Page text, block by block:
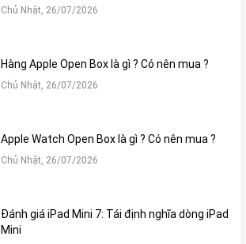
Chủ Nhật, 26/07/2026
Hàng Apple Open Box là gì ? Có nên mua ?
Chủ Nhật, 26/07/2026
Apple Watch Open Box là gì ? Có nên mua ?
Chủ Nhật, 26/07/2026
Đánh giá iPad Mini 7: Tái định nghĩa dòng iPad
Mini